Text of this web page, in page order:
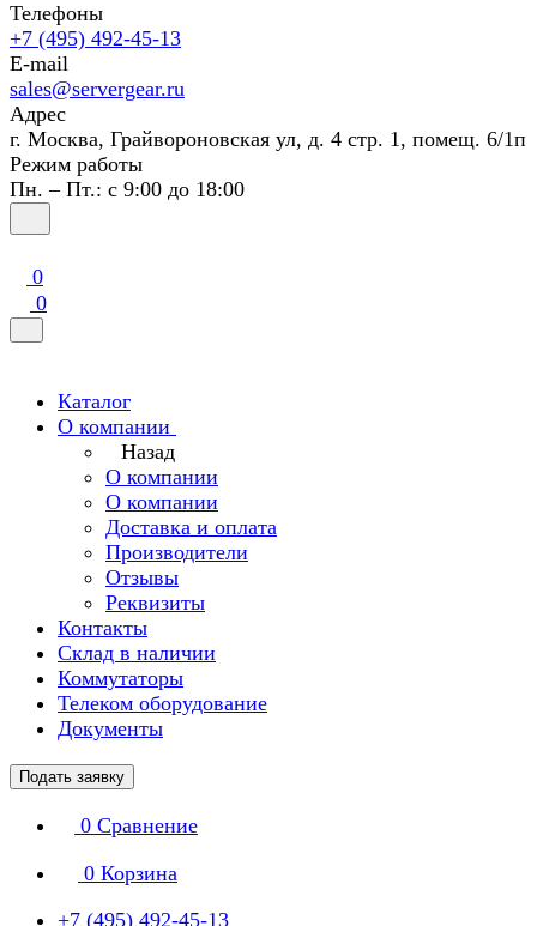
Телефоны
+7 (495) 492-45-13
E-mail
sales@servergear.ru
Адрес
г. Москва, Грайвороновская ул, д. 4 стр. 1, помещ. 6/1п
Режим работы
Пн. – Пт.: с 9:00 до 18:00
0
0
Каталог
О компании
Назад
О компании
О компании
Доставка и оплата
Производители
Отзывы
Реквизиты
Контакты
Склад в наличии
Коммутаторы
Телеком оборудование
Документы
Подать заявку
0 Сравнение
0 Корзина
+7 (495) 492-45-13